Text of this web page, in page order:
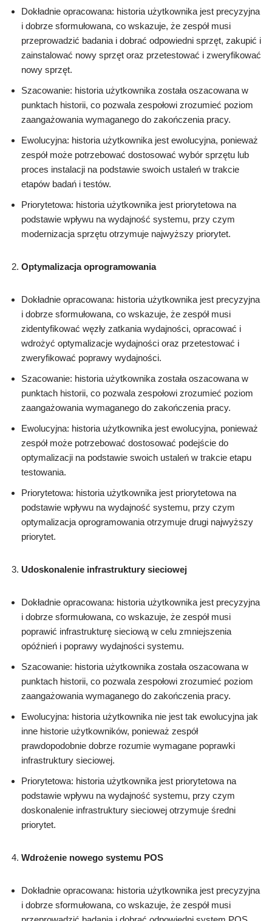
Dokładnie opracowana: historia użytkownika jest precyzyjna
i dobrze sformułowana, co wskazuje, że zespół musi
przeprowadzić badania i dobrać odpowiedni sprzęt, zakupić i
zainstalować nowy sprzęt oraz przetestować i zweryfikować
nowy sprzęt.
Szacowanie: historia użytkownika została oszacowana w
punktach historii, co pozwala zespołowi zrozumieć poziom
zaangażowania wymaganego do zakończenia pracy.
Ewolucyjna: historia użytkownika jest ewolucyjna, ponieważ
zespół może potrzebować dostosować wybór sprzętu lub
proces instalacji na podstawie swoich ustaleń w trakcie
etapów badań i testów.
Priorytetowa: historia użytkownika jest priorytetowa na
podstawie wpływu na wydajność systemu, przy czym
modernizacja sprzętu otrzymuje najwyższy priorytet.
Optymalizacja oprogramowania
Dokładnie opracowana: historia użytkownika jest precyzyjna
i dobrze sformułowana, co wskazuje, że zespół musi
zidentyfikować węzły zatkania wydajności, opracować i
wdrożyć optymalizacje wydajności oraz przetestować i
zweryfikować poprawy wydajności.
Szacowanie: historia użytkownika została oszacowana w
punktach historii, co pozwala zespołowi zrozumieć poziom
zaangażowania wymaganego do zakończenia pracy.
Ewolucyjna: historia użytkownika jest ewolucyjna, ponieważ
zespół może potrzebować dostosować podejście do
optymalizacji na podstawie swoich ustaleń w trakcie etapu
testowania.
Priorytetowa: historia użytkownika jest priorytetowa na
podstawie wpływu na wydajność systemu, przy czym
optymalizacja oprogramowania otrzymuje drugi najwyższy
priorytet.
Udoskonalenie infrastruktury sieciowej
Dokładnie opracowana: historia użytkownika jest precyzyjna
i dobrze sformułowana, co wskazuje, że zespół musi
poprawić infrastrukturę sieciową w celu zmniejszenia
opóźnień i poprawy wydajności systemu.
Szacowanie: historia użytkownika została oszacowana w
punktach historii, co pozwala zespołowi zrozumieć poziom
zaangażowania wymaganego do zakończenia pracy.
Ewolucyjna: historia użytkownika nie jest tak ewolucyjna jak
inne historie użytkowników, ponieważ zespół
prawdopodobnie dobrze rozumie wymagane poprawki
infrastruktury sieciowej.
Priorytetowa: historia użytkownika jest priorytetowa na
podstawie wpływu na wydajność systemu, przy czym
doskonalenie infrastruktury sieciowej otrzymuje średni
priorytet.
Wdrożenie nowego systemu POS
Dokładnie opracowana: historia użytkownika jest precyzyjna
i dobrze sformułowana, co wskazuje, że zespół musi